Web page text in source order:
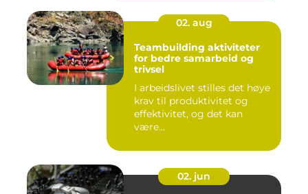
02. aug
Teambuilding aktiviteter
for bedre samarbeid og
trivsel
I arbeidslivet stilles det høye
krav til produktivitet og
effektivitet, og det kan
være...
02. jun